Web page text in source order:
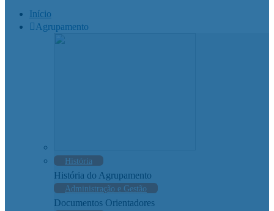
Início
Agrupamento
História
História do Agrupamento
Administração e Gestão
Documentos Orientadores